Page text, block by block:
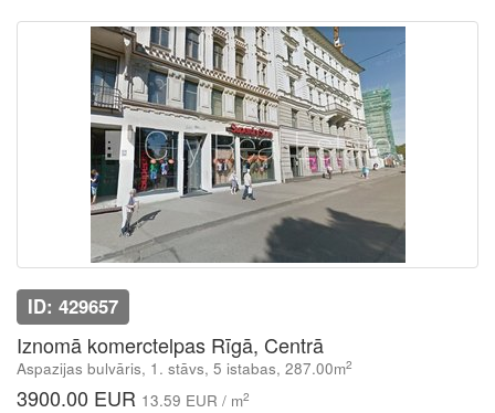
ID: 429657
Iznomā komerctelpas Rīgā, Centrā
Aspazijas bulvāris, 1. stāvs, 5 istabas, 287.00m2
3900.00 EUR 13.59 EUR / m2